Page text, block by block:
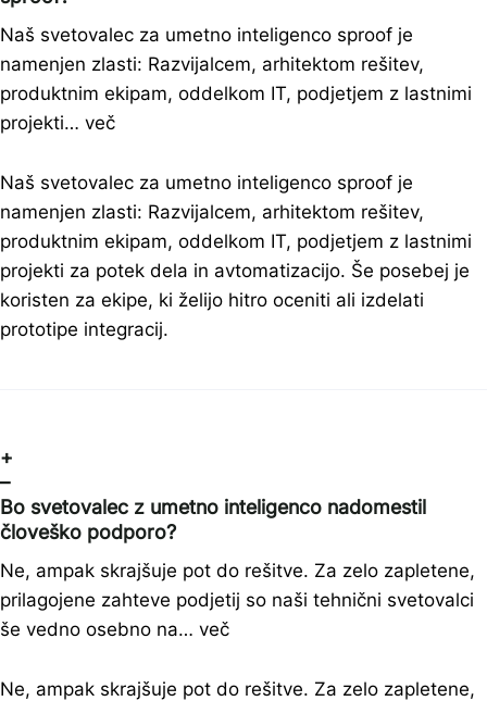
Naš svetovalec za umetno inteligenco sproof je
namenjen zlasti: Razvijalcem, arhitektom rešitev,
produktnim ekipam, oddelkom IT, podjetjem z lastnimi
projekti… več
Naš svetovalec za umetno inteligenco sproof je
namenjen zlasti: Razvijalcem, arhitektom rešitev,
produktnim ekipam, oddelkom IT, podjetjem z lastnimi
projekti za potek dela in avtomatizacijo. Še posebej je
koristen za ekipe, ki želijo hitro oceniti ali izdelati
prototipe integracij.
+
–
Bo svetovalec z umetno inteligenco nadomestil
človeško podporo?
Ne, ampak skrajšuje pot do rešitve. Za zelo zapletene,
prilagojene zahteve podjetij so naši tehnični svetovalci
še vedno osebno na… več
Ne, ampak skrajšuje pot do rešitve. Za zelo zapletene,